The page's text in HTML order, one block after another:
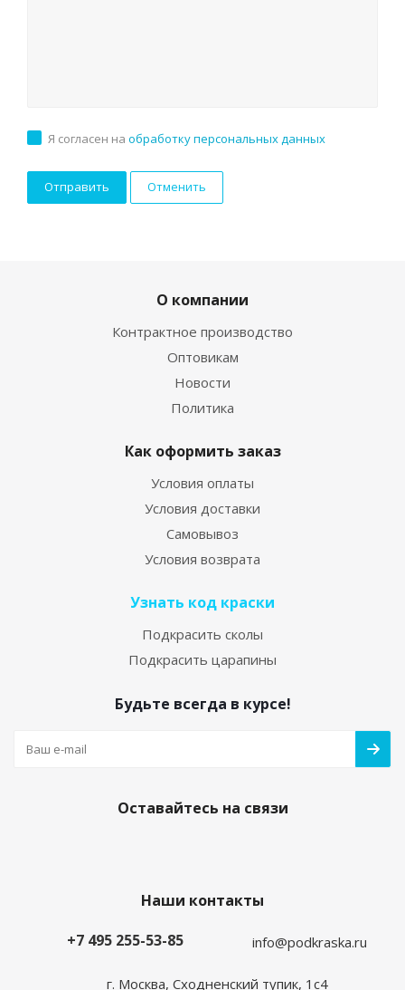
Я согласен на обработку персональных данных
Отменить
О компании
Контрактное производство
Оптовикам
Новости
Политика
Как оформить заказ
Условия оплаты
Условия доставки
Самовывоз
Условия возврата
Узнать код краски
Подкрасить сколы
Подкрасить царапины
Будьте всегда в курсе!
Оставайтесь на связи
Наши контакты
+7 495 255-53-85
info@podkraska.ru
г. Москва, Сходненский тупик, 1с4